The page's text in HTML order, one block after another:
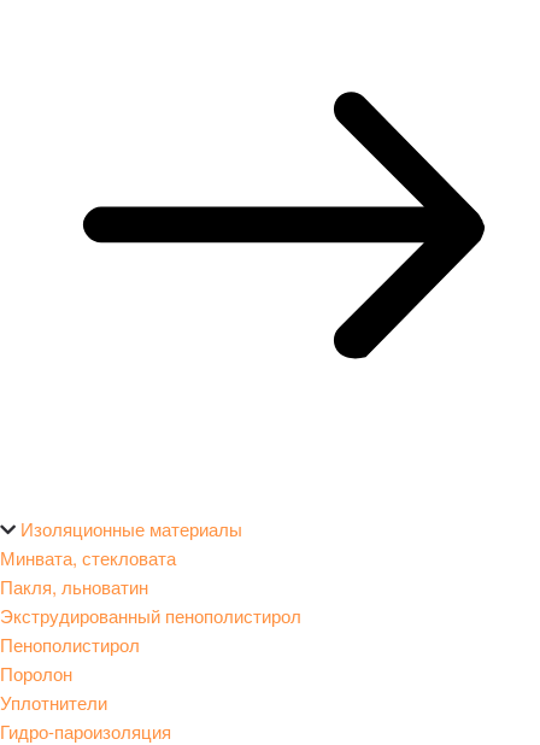
Изоляционные материалы
Минвата, стекловата
Пакля, льноватин
Экструдированный пенополистирол
Пенополистирол
Поролон
Уплотнители
Гидро-пароизоляция